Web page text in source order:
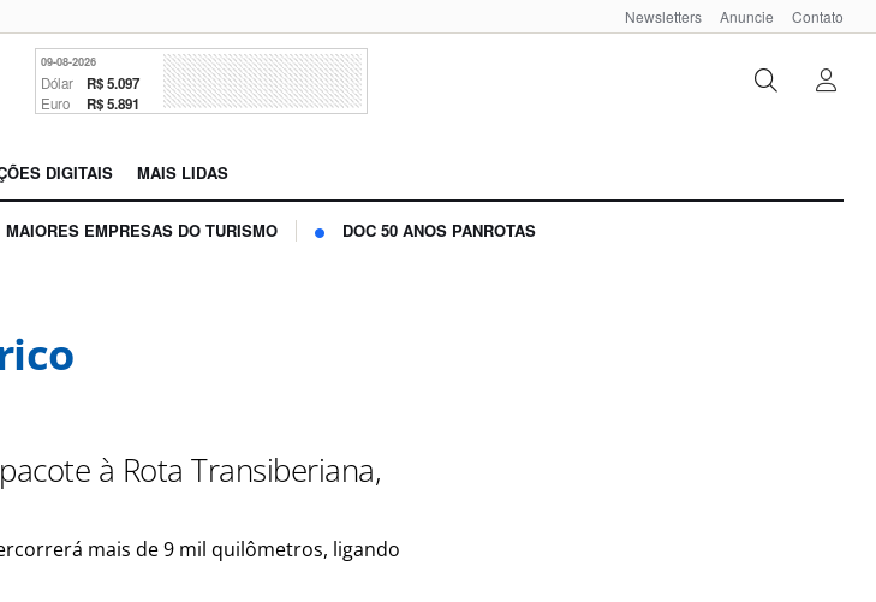
Newsletters Anuncie Contato
09-08-2026
Dólar R$ 5.097
Euro R$ 5.891
DIGITAIS MAIS LIDAS
MAIORES EMPRESAS DO TURISMO DOC 50 ANOS PANROTAS
à Rota Transiberiana,
mais de 9 mil quilômetros, ligando